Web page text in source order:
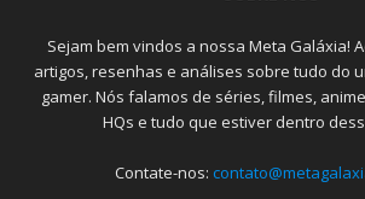
Sejam bem vindos a nossa Meta Galáxia!
artigos, resenhas e análises sobre tudo do
gamer. Nós falamos de séries, filmes,
HQs e tudo que estiver dentro
Contate-nos: